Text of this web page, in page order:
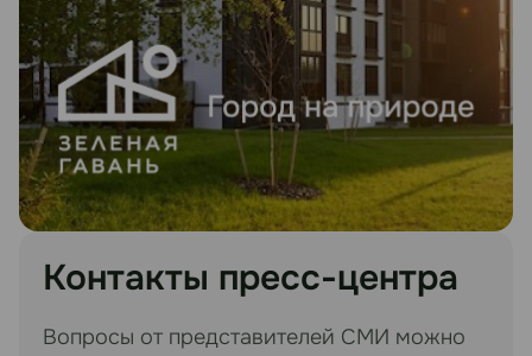
Контакты пресс-центра
Вопросы от представителей СМИ можно